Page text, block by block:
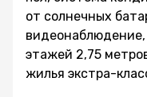
от солнечных
этажей 2,75
жилья экстра-